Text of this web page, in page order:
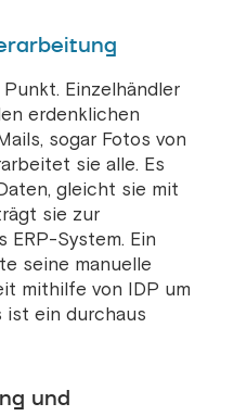
Einzelhändler
erdenklichen
sogar Fotos von
sie alle. Es
gleicht sie mit
sie zur
ERP-System. Ein
seine manuelle
mithilfe von IDP um
ist ein durchaus
und